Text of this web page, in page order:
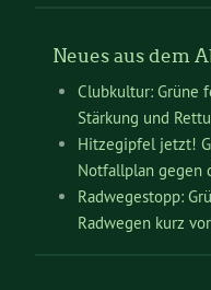
Neues aus dem
Clubkultur: Grüne
Stärkung und
Hitzegipfel jetzt!
Notfallplan gegen
Radwegestopp:
Radwegen kurz